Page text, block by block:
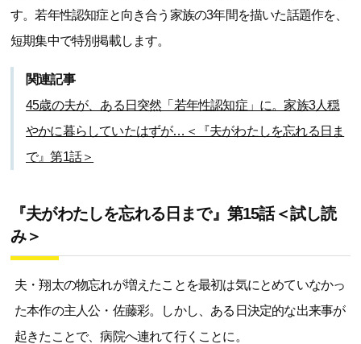
す。若年性認知症と向き合う家族の3年間を描いた話題作を、
短期集中で特別掲載します。
関連記事
45歳の夫が、ある日突然「若年性認知症」に。家族3人穏
やかに暮らしていたはずが…＜『夫がわたしを忘れる日ま
で』第1話＞
『夫がわたしを忘れる日まで』第15話＜試し読
み＞
夫・翔太の物忘れが増えたことを最初は気にとめていなかっ
た本作の主人公・佐藤彩。しかし、ある日決定的な出来事が
起きたことで、病院へ連れて行くことに。